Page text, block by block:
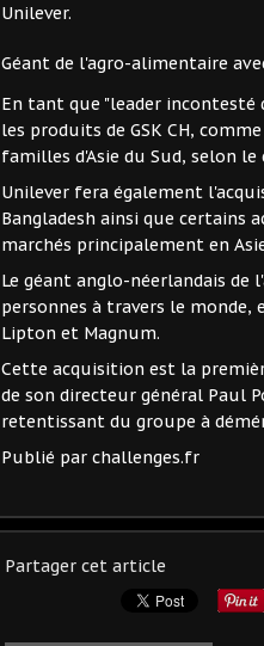
Unilever.
Géant de l'agro-alimentaire
En tant que "leader incontesté
les produits de GSK CH,
familles d'Asie du Sud, selon
Unilever fera également
Bangladesh ainsi que certains
marchés principalement en
Le géant anglo-néerlandais de
personnes à travers le
Lipton et Magnum.
Cette acquisition est la
de son directeur général Paul
retentissant du groupe à
Publié par challenges.fr
Partager cet article